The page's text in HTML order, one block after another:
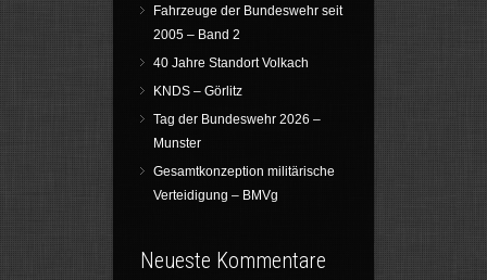
Fahrzeuge der Bundeswehr seit
2005 – Band 2
40 Jahre Standort Volkach
KNDS – Görlitz
Tag der Bundeswehr 2026 –
Munster
Gesamtkonzeption militärische
Verteidigung – BMVg
Neueste Kommentare